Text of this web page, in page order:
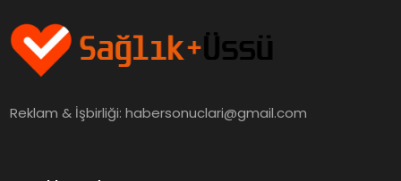
Reklam & İşbirliği:habersonuclari@gmail.com